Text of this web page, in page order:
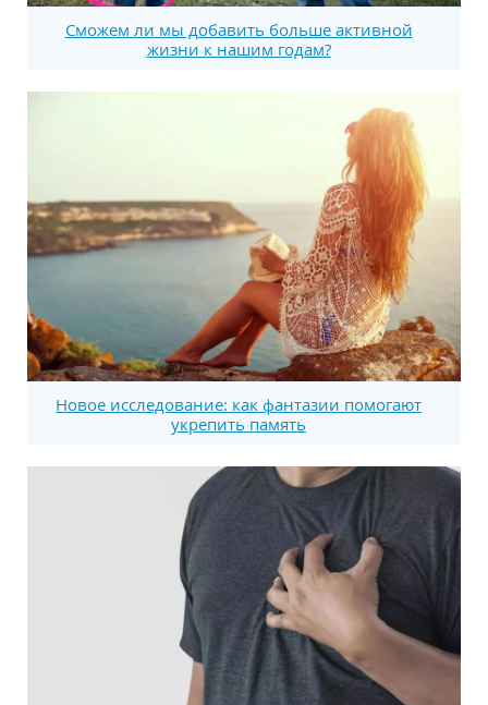
Сможем ли мы добавить больше активной
жизни к нашим годам?
Новое исследование: как фантазии помогают
укрепить память